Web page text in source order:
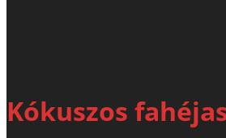
Kókuszos